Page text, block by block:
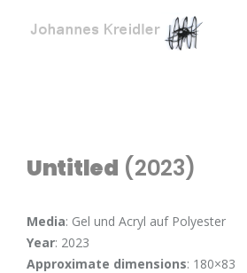
Untitled (2023)
Media: Gel und Acryl auf Polyester
Year: 2023
Approximate dimensions: 180×83